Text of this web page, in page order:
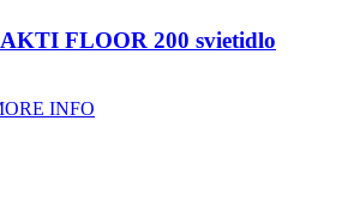
FLOOR 200 svietidlo
INFO